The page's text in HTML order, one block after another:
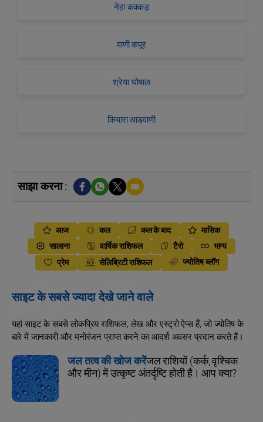
नेहा कक्कड़
वाणी कपूर
श्रेया घोषाल
कियारा आडवाणी
साझा करना :
आज कल कल के बाद
मासिक
सालाना
वार्षिक राशिफल टैरो
भाग्य
प्रेम
सेलिब्रिटी राशिफल ज्योतिष ब्लॉग
साइट के सबसे ज्यादा देखे जाने वाले
यहां साइट के सबसे लोकप्रिय राशिफल, लेख और एस्ट्रो ऐप्स हैं, जो ज्योतिष के
बारे में जानकारी और मनोरंजन प्राप्त करने का आदर्श अवसर प्रदान करते हैं।
जल तत्व की खोज करेंजल राशियों (कर्क, वृश्चिक
और मीन) में उत्कृष्ट अंतर्दृष्टि होती है। आप क्या?